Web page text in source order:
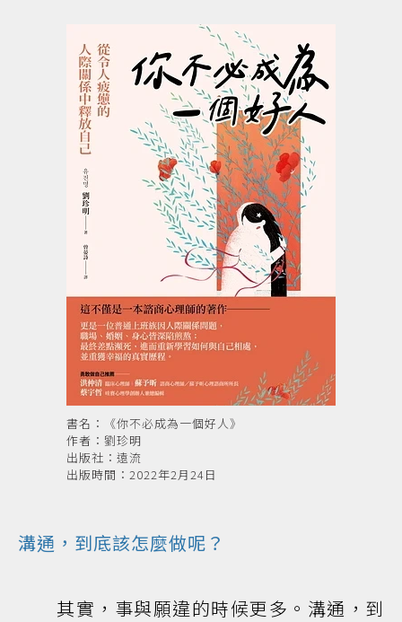
書名：《你不必成為一個好人》
作者：劉珍明
出版社：遠流
出版時間：2022年2月24日
溝通，到底該怎麼做呢？
其實，事與願違的時候更多。溝通，到